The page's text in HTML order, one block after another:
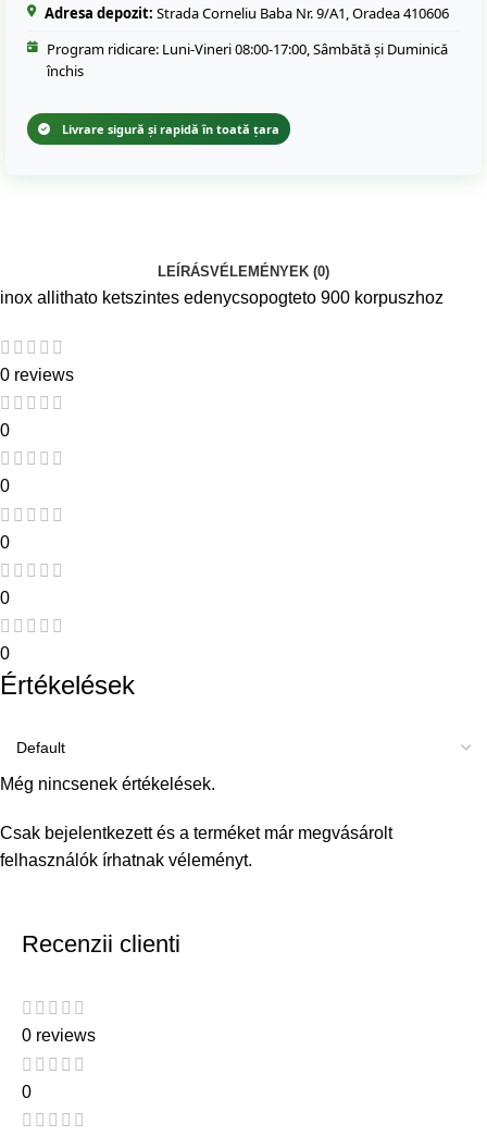
Adresa depozit: Strada Corneliu Baba Nr. 9/A1, Oradea 410606
Program ridicare: Luni-Vineri 08:00-17:00, Sâmbătă și Duminică
închis
Livrare sigură și rapidă în toată țara
LEÍRÁSVÉLEMÉNYEK (0)
inox allithato ketszintes edenycsopogteto 900 korpuszhoz
0 reviews
0
0
0
0
0
Értékelések
Még nincsenek értékelések.
Csak bejelentkezett és a terméket már megvásárolt
felhasználók írhatnak véleményt.
Recenzii clienti
0 reviews
0